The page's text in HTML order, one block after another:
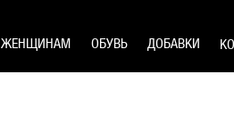
ЖЕНЩИНАМ ОБУВЬ ДОБАВКИ